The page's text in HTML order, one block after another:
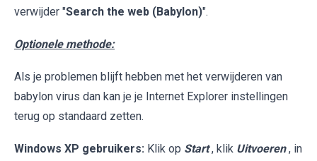
verwijder "Search the web (Babylon)".
Optionele methode:
Als je problemen blijft hebben met het verwijderen van
babylon virus dan kan je je Internet Explorer instellingen
terug op standaard zetten.
Windows XP gebruikers: Klik op Start , klik Uitvoeren , in